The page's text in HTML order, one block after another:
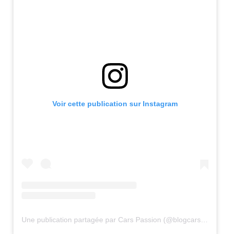
Voir cette publication sur Instagram